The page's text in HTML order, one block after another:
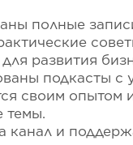
полные
развития
подкасты с
своим опытом
темы.
канал и